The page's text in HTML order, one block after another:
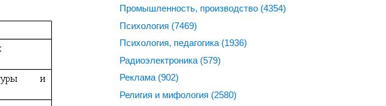
Промышленность, производство (4354)
Психология (7469)
Психология, педагогика (1936)
Радиоэлектроника (579)
Реклама (902)
Религия и мифология (2580)